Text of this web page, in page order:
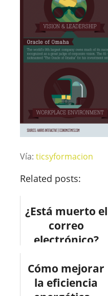
Vía: ticsyformacion
Related posts:
¿Está muerto el
correo
electrónico?
#internet
Cómo mejorar
la eficiencia